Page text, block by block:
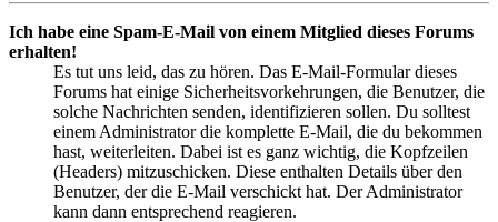
Ich habe eine Spam-E-Mail von einem Mitglied dieses Forums
erhalten!
Es tut uns leid, das zu hören. Das E-Mail-Formular dieses
Forums hat einige Sicherheitsvorkehrungen, die Benutzer, die
solche Nachrichten senden, identifizieren sollen. Du solltest
einem Administrator die komplette E-Mail, die du bekommen
hast, weiterleiten. Dabei ist es ganz wichtig, die Kopfzeilen
(Headers) mitzuschicken. Diese enthalten Details über den
Benutzer, der die E-Mail verschickt hat. Der Administrator
kann dann entsprechend reagieren.